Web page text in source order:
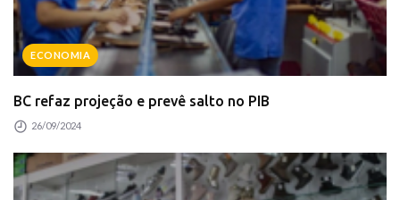
ECONOMIA
BC refaz projeção e prevê salto no PIB
26/09/2024